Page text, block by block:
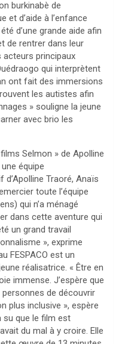
burkinabè de
et d’aide à l’enfance
d’une grande aide afin
de rentrer dans leur
acteurs principaux
qui interprètent
ont fait des immersions
les autistes afin
» souligne la jeune
avec brio les
Selmon » de Apolline
équipe
Traoré, Anaïs
toute l’équipe
qui n’a ménagé
dans cette aventure qui
un grand travail
», exprime
FESPACO est un
réalisatrice. « Être en
immense. J’espère que
de découvrir
plus inclusive », espère
su que le film est
du mal à y croire. Elle